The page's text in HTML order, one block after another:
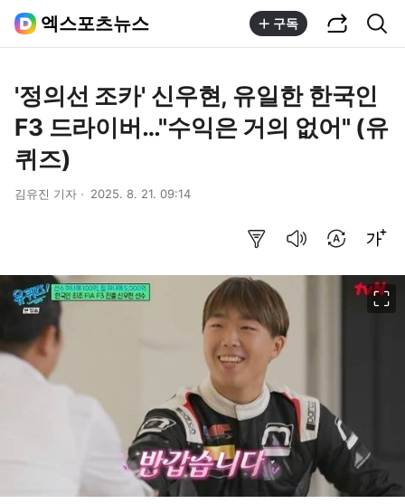
엑스포츠뉴스 구독
'정의선 조카' 신우현, 유일한 한국인
F3 드라이버…"수익은 거의 없어" (유
퀴즈)
김유진 기자 2025. 8. 21. 09:14